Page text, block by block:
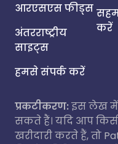
आरएसएस फीड्स
अंतरराष्ट्रीय
साइट्स
हमसे संपर्क करें
करें
प्रकटीकरण:इस लेख में
सकते हैं। यदि आप
खरीदारी करते हैं, तो